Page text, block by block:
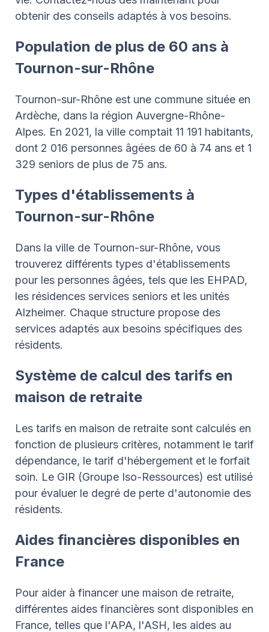
obtenir des conseils adaptés à vos besoins.
Population de plus de 60 ans à
Tournon-sur-Rhône
Tournon-sur-Rhône est une commune située en
Ardèche, dans la région Auvergne-Rhône-
Alpes. En 2021, la ville comptait 11 191 habitants,
dont 2 016 personnes âgées de 60 à 74 ans et 1
329 seniors de plus de 75 ans.
Types d'établissements à
Tournon-sur-Rhône
Dans la ville de Tournon-sur-Rhône, vous
trouverez différents types d'établissements
pour les personnes âgées, tels que les EHPAD,
les résidences services seniors et les unités
Alzheimer. Chaque structure propose des
services adaptés aux besoins spécifiques des
résidents.
Système de calcul des tarifs en
maison de retraite
Les tarifs en maison de retraite sont calculés en
fonction de plusieurs critères, notamment le tarif
dépendance, le tarif d'hébergement et le forfait
soin. Le GIR (Groupe Iso-Ressources) est utilisé
pour évaluer le degré de perte d'autonomie des
résidents.
Aides financières disponibles en
France
Pour aider à financer une maison de retraite,
différentes aides financières sont disponibles en
France, telles que l'APA, l'ASH, les aides au